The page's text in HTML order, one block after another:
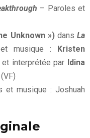
– Paroles et
Unknown »)dansLa
musique : Kristen
et interprétée par Idina
(VF)
et musique : Joshuah